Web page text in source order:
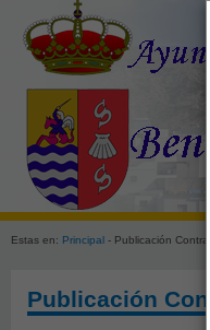
Estas en: Principal - Publicación
Publicación